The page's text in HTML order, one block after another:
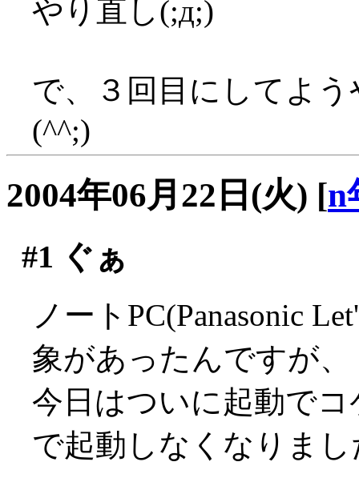
やり直し(;д;)
で、３回目にしてよ
(^^;)
2004年06月22日(火) [n
#1 ぐぁ
ノートPC(Panasonic
象があったんですが、
今日はついに起動で
で起動しなくなりまし